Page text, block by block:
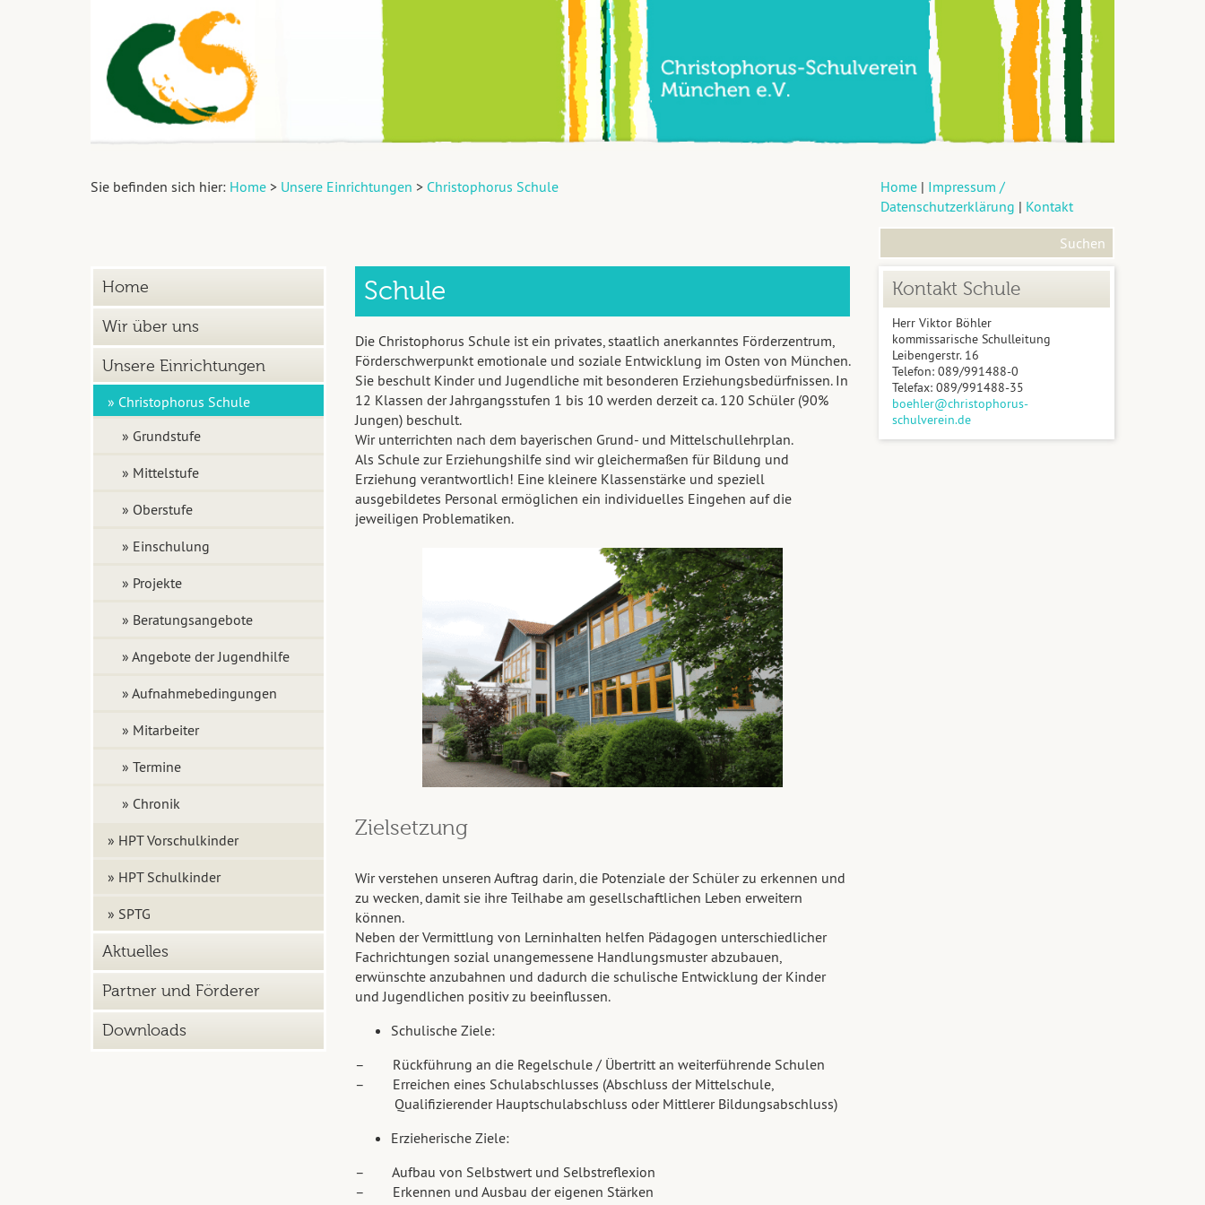
Sie befinden sich hier: Home> Unsere Einrichtungen > Christophorus Schule Home | Impressum /
Datenschutzerklärung | Kontakt
Home
Wir über uns
Unsere Einrichtungen
» Christophorus Schule
» Grundstufe
» Mittelstufe
» Oberstufe
» Einschulung
» Projekte
» Beratungsangebote
» Angebote der Jugendhilfe
» Aufnahmebedingungen
» Mitarbeiter
» Termine
» Chronik
» HPT Vorschulkinder
» HPT Schulkinder
» SPTG
Aktuelles
Partner und Förderer
Downloads
Schule
Die Christophorus Schule ist ein privates, staatlich anerkanntes Förderzentrum,
Förderschwerpunkt emotionale und soziale Entwicklung im Osten von München.
Sie beschult Kinder und Jugendliche mit besonderen Erziehungsbedürfnissen. In
12 Klassen der Jahrgangsstufen 1 bis 10 werden derzeit ca. 120 Schüler (90%
Jungen) beschult.
Wir unterrichten nach dem bayerischen Grund- und Mittelschullehrplan.
Als Schule zur Erziehungshilfe sind wir gleichermaßen für Bildung und
Erziehung verantwortlich! Eine kleinere Klassenstärke und speziell
ausgebildetes Personal ermöglichen ein individuelles Eingehen auf die
jeweiligen Problematiken.
Zielsetzung
Wir verstehen unseren Auftrag darin, die Potenziale der Schüler zu erkennen und
zu wecken, damit sie ihre Teilhabe am gesellschaftlichen Leben erweitern
können.
Neben der Vermittlung von Lerninhalten helfen Pädagogen unterschiedlicher
Fachrichtungen sozial unangemessene Handlungsmuster abzubauen,
erwünschte anzubahnen und dadurch die schulische Entwicklung der Kinder
und Jugendlichen positiv zu beeinflussen.
Schulische Ziele:
– Rückführung an die Regelschule / Übertritt an weiterführende Schulen
– Erreichen eines Schulabschlusses (Abschluss der Mittelschule,
Qualifizierender Hauptschulabschluss oder Mittlerer Bildungsabschluss)
Erzieherische Ziele:
– Aufbau von Selbstwert und Selbstreflexion
– Erkennen und Ausbau der eigenen Stärken
Kontakt Schule
Herr Viktor Böhler
kommissarische Schulleitung
Leibengerstr. 16
Telefon: 089/991488-0
Telefax: 089/991488-35
boehler@christophorus-
schulverein.de